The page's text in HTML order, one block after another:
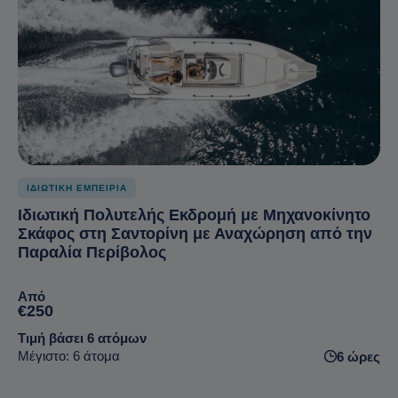
ΙΔΙΩΤΙΚΗ ΕΜΠΕΙΡΙΑ
Ιδιωτική Πολυτελής Εκδρομή με Μηχανοκίνητο
Σκάφος στη Σαντορίνη με Αναχώρηση από την
Παραλία Περίβολος
Από
€250
Τιμή βάσει 6 ατόμων
Μέγιστο: 6 άτομα
6 ώρες